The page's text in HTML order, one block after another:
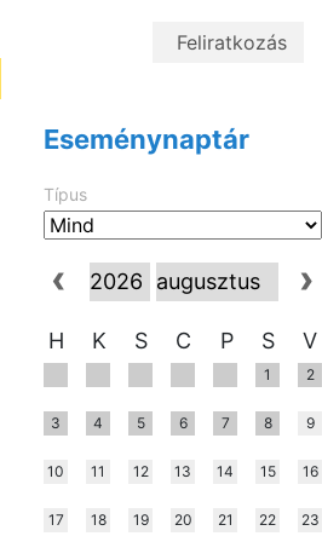
Eseménynaptár
Típus
H K S C P S V
1 2
3 4 5 6 7 8 9
10 11 12 13 14 15 16
17 18 19 20 21 22 23